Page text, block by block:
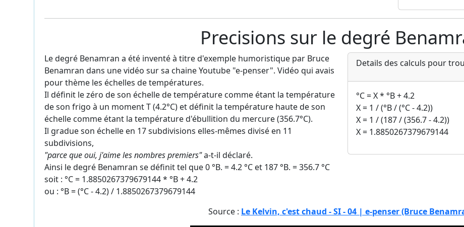
Precisions sur le degré
Le degré Benamran a été inventé à titre d'exemple humoristique par Bruce
Benamran dans une vidéo sur sa chaine Youtube "e-penser". Vidéo qui avais
pour thème les échelles de températures.
Il définit le zéro de son échelle de température comme étant la température
de son frigo à un moment T (4.2°C) et définit la température haute de son
échelle comme étant la température d'ébullition du mercure (356.7°C).
Il gradue son échelle en 17 subdivisions elles-mêmes divisé en 11
subdivisions,
"parce que oui, j'aime les nombres premiers"a-t-il déclaré.
Ainsi le degré Benamran se définit tel que 0 °B. = 4.2 °C et 187 °B. = 356.7 °C
soit : °C = 1.8850267379679144 * °B + 4.2
ou : °B = (°C - 4.2) / 1.8850267379679144
Details des calculs pour
°C = X * °B + 4.2
X = 1 / (°B / (°C - 4.2))
X = 1 / (187 / (356.7 - 4.2))
X = 1.8850267379679144
Source : Le Kelvin, c'est chaud - SI - 04 | e-penser (Bruce